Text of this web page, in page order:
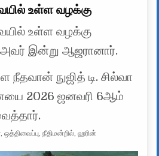
உள்ள வழக்கு
உள்ள வழக்கு
இன்று ஆஜரானார்.
நுஜித் டி. சில்வா
2026 ஜனவரி 6ஆம்
ஒத்திவைப்பு நீதிமன்றில் ஹரின்